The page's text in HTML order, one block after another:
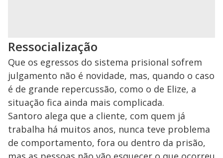
Ressocialização
Que os egressos do sistema prisional sofrem
julgamento não é novidade, mas, quando o caso
é de grande repercussão, como o de Elize, a
situação fica ainda mais complicada.
Santoro alega que a cliente, com quem já
trabalha há muitos anos, nunca teve problema
de comportamento, fora ou dentro da prisão,